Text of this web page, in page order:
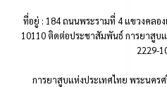
ที่อยู่ : 184 ถนนพระรามที่ 4 แขวงคลอ
10110 ติดต่อประชาสัมพันธ์ การยาสูบ
2229-
การยาสูบแห่งประเทศไทย พระนคร